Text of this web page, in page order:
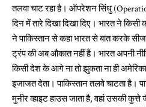
तलवा चाट रहा है। ऑपरेशन सिंधु
दिन में तारे दिखा दिखा दिए। भारत ने किसी
ने पाकिस्तान से कहा भारत से बात करके
ट्रंप की अब औकात नहीं है। भारत अपनी
किसी देश के आगे ना तो झुकता ना ही
इजाजत देता। पाकिस्तान तलवे चाटता है।
मुनीर व्हाइट हाउस जाता है, वहां उसकी